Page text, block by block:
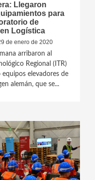
Llegaron
para
de
Logística
de enero de 2020
arribaron al
Regional (ITR)
elevadores de
alemán, que se...